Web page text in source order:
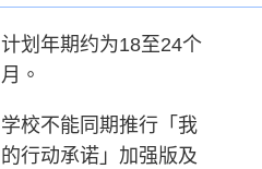
计划年期约为18至24个
月。
学校不能同期推行「我
的行动承诺」加强版及